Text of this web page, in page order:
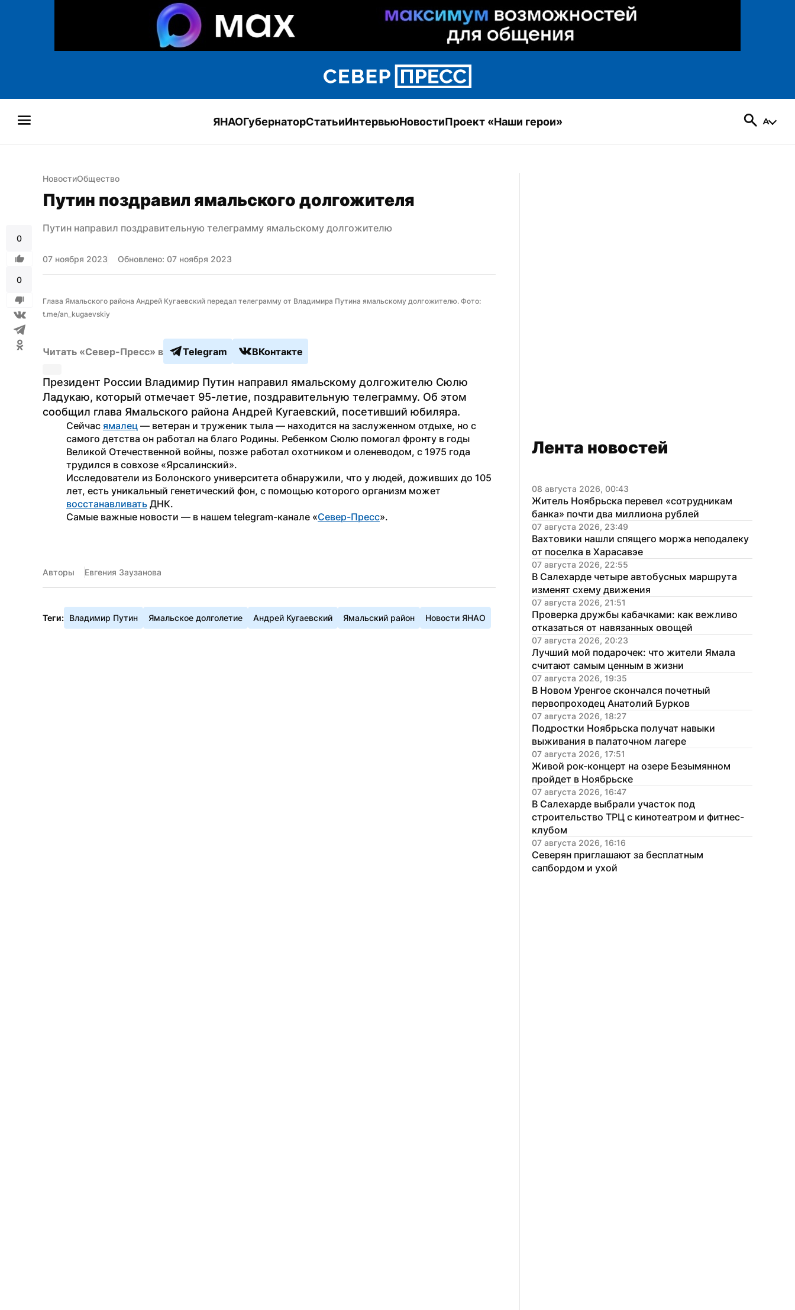
ЯНАОГубернаторСтатьиИнтервьюНовостиПроект «Наши герои»
0
0
НовостиОбщество
Путин поздравил ямальского долгожителя
Путин направил поздравительную телеграмму ямальскому долгожителю
07 ноября 2023 Обновлено: 07 ноября 2023
Глава Ямальского района Андрей Кугаевский передал телеграмму от Владимира Путина ямальскому долгожителю. Фото:
t.me/an_kugaevskiy
Читать «Север-Пресс» в Telegram ВКонтакте
Президент России Владимир Путин направил ямальскому долгожителю Сюлю
Ладукаю, который отмечает 95-летие, поздравительную телеграмму. Об этом
сообщил глава Ямальского района Андрей Кугаевский, посетивший юбиляра.
Сейчас ямалец — ветеран и труженик тыла — находится на заслуженном отдыхе, но с
самого детства он работал на благо Родины. Ребенком Сюлю помогал фронту в годы
Великой Отечественной войны, позже работал охотником и оленеводом, с 1975 года
трудился в совхозе «Ярсалинский».
Исследователи из Болонского университета обнаружили, что у людей, доживших до 105
восстанавливать ДНК.
Самые важные новости — в нашем telegram-канале «Север-Пресс».
Авторы Евгения Заузанова
Теги: Владимир Путин Ямальское долголетие Андрей Кугаевский Ямальский район Новости ЯНАО
Лента новостей
08 августа 2026, 00:43
Житель Ноябрьска перевел «сотрудникам
банка» почти два миллиона рублей
07 августа 2026, 23:49
Вахтовики нашли спящего моржа неподалеку
от поселка в Харасавэе
07 августа 2026, 22:55
В Салехарде четыре автобусных маршрута
изменят схему движения
07 августа 2026, 21:51
Проверка дружбы кабачками: как вежливо
отказаться от навязанных овощей
07 августа 2026, 20:23
Лучший мой подарочек: что жители Ямала
считают самым ценным в жизни
07 августа 2026, 19:35
В Новом Уренгое скончался почетный
первопроходец Анатолий Бурков
07 августа 2026, 18:27
Подростки Ноябрьска получат навыки
выживания в палаточном лагере
07 августа 2026, 17:51
Живой рок-концерт на озере Безымянном
пройдет в Ноябрьске
07 августа 2026, 16:47
В Салехарде выбрали участок под
строительство ТРЦ с кинотеатром и фитнес-
клубом
07 августа 2026, 16:16
Северян приглашают за бесплатным
сапбордом и ухой